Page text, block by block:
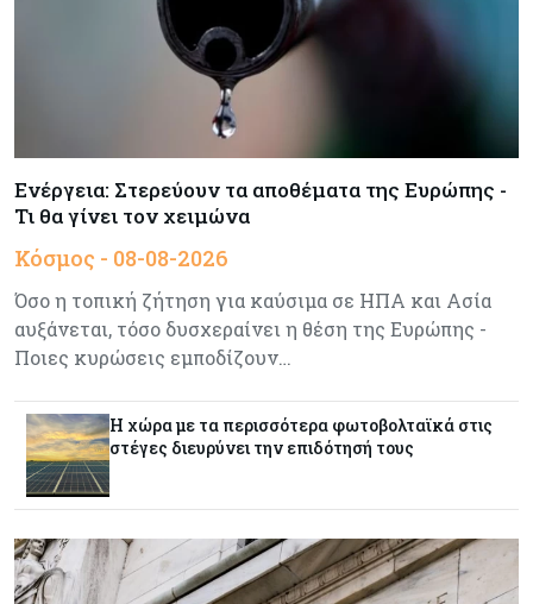
Meridiam–GSI: Τι προκύπτει – και τι όχι – από
την απάντηση της Κομισιόν
Κόσμος
Η Τουρκία χτυπάει Ντουμπάι και Λονδίνο:
πλούσιων κατοίκων και επενδυτών
Κύπρος
Από τα €150,6 εκατ. στα €112 εκατ. οι κρατικές
πιστώσεις για έρευνα στην Κύπρο
τροφίμων
Ενέργεια: Στερεύουν τα αποθέματα της Ευρώπης -
Τι θα γίνει τον χειμώνα
Κόσμος - 08-08-2026
Όσο η τοπική ζήτηση για καύσιμα σε ΗΠΑ και Ασία
αυξάνεται, τόσο δυσχεραίνει η θέση της Ευρώπης -
Ποιες κυρώσεις εμποδίζουν…
Η χώρα με τα περισσότερα φωτοβολταϊκά στις
στέγες διευρύνει την επιδότησή τους